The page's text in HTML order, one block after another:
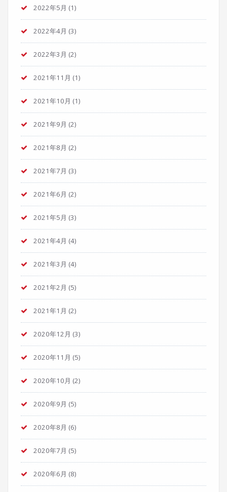
2022年5月 (1)
2022年4月 (3)
2022年3月 (2)
2021年11月 (1)
2021年10月 (1)
2021年9月 (2)
2021年8月 (2)
2021年7月 (3)
2021年6月 (2)
2021年5月 (3)
2021年4月 (4)
2021年3月 (4)
2021年2月 (5)
2021年1月 (2)
2020年12月 (3)
2020年11月 (5)
2020年10月 (2)
2020年9月 (5)
2020年8月 (6)
2020年7月 (5)
2020年6月 (8)